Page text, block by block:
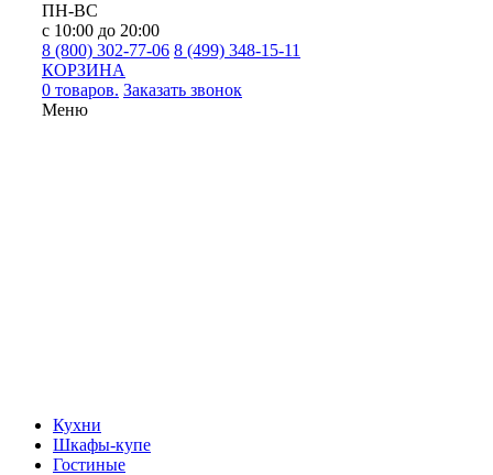
ПН-ВС
с 10:00 до 20:00
8 (800) 302-77-06 8 (499) 348-15-11
КОРЗИНА
0 товаров. Заказать звонок
Меню
Кухни
Шкафы-купе
Гостиные